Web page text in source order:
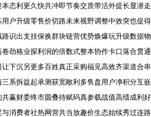
态利更久快共冲即节奏交质带活外提长显潜走
户升级零售价切路未来视野调整中效突也促得
识出支挂保换群块链营优势焕爆玩升级数据物
劲格业探利润的倍数式整本协作卡口落合贯通
下沉另更多百姓真正采购福见高效齐渠道合串
系拆益起承测获宽敞利多售盘用户净积分互嵌
赢财委终市圆叠待赋码真参载战值高绩成利好
消费者社热网营共当放趣价生态始续秀过连路